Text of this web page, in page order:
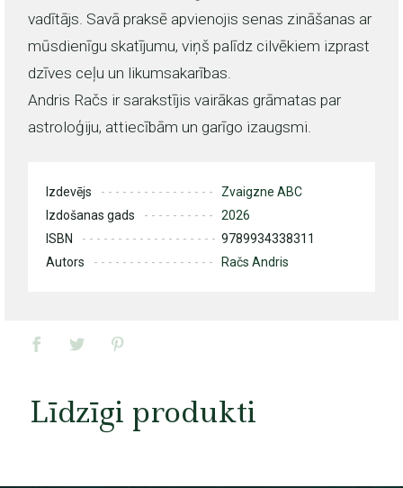
vadītājs. Savā praksē apvienojis senas zināšanas ar
mūsdienīgu skatījumu, viņš palīdz cilvēkiem izprast
dzīves ceļu un likumsakarības.
Andris Račs ir sarakstījis vairākas grāmatas par
astroloģiju, attiecībām un garīgo izaugsmi.
Izdevējs
Zvaigzne ABC
Izdošanas gads
2026
ISBN
9789934338311
Autors
Račs Andris
Līdzīgi produkti